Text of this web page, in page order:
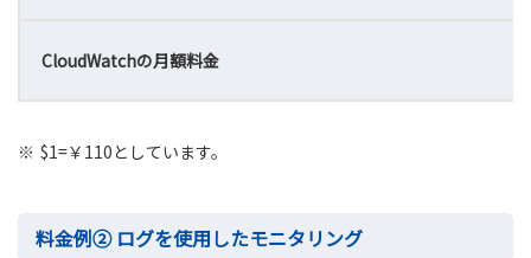
CloudWatchの月額料金
※ $1=￥110としています。
料金例② ログを使用したモニタリング